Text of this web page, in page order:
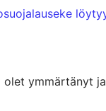
ymmärtänyt